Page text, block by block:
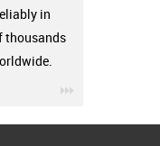
in
thousands